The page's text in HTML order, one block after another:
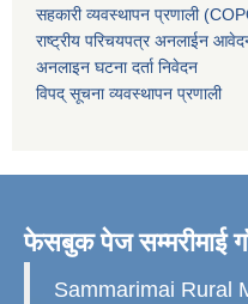
सहकारी व्यवस्थापन प्रणाली
राष्ट्रीय परिचयपत्र अनलाईन
अनलाइन घटना दर्ता निवेदन
विपद् सूचना व्यवस्थापन प्रणाली
फेसबुक पेज सम्मरीमाई
Sammarimai Rural